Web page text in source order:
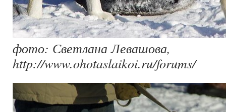
фото: Светлана Левашова,
http://www.ohotaslaikoi.ru/forums/